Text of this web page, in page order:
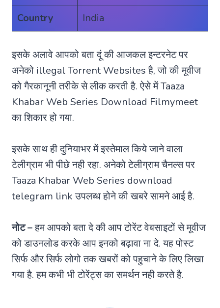
Country India
इसके अलावे आपको बता दूं की आजकल इन्टरनेट पर
अनेको illegal Torrent Websites है, जो की मूवीज
को गैरकानूनी तरीके से लीक करती है. ऐसे में Taaza
Khabar Web Series Download Filmymeet
का शिकार हो गया.
इसके साथ ही दुनियाभर में इस्तेमाल किये जाने वाला
टेलीग्राम भी पीछे नही रहा. अनेको टेलीग्राम चैनल्स पर
Taaza Khabar Web Series download
telegram link उपलब्ध होने की खबरे सामने आई है.
नोट –हम आपको बता दे की आप टोरेंट वेबसाइटों से मूवीज
को डाउनलोड करके आप इनको बढ़ावा ना दे. यह पोस्ट
सिर्फ और सिर्फ लोगो तक खबरों को पहुचाने के लिए लिखा
गया है. हम कभी भी टोरेंट्स का समर्थन नही करते है.